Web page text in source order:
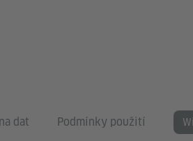
dat Podmínky použití